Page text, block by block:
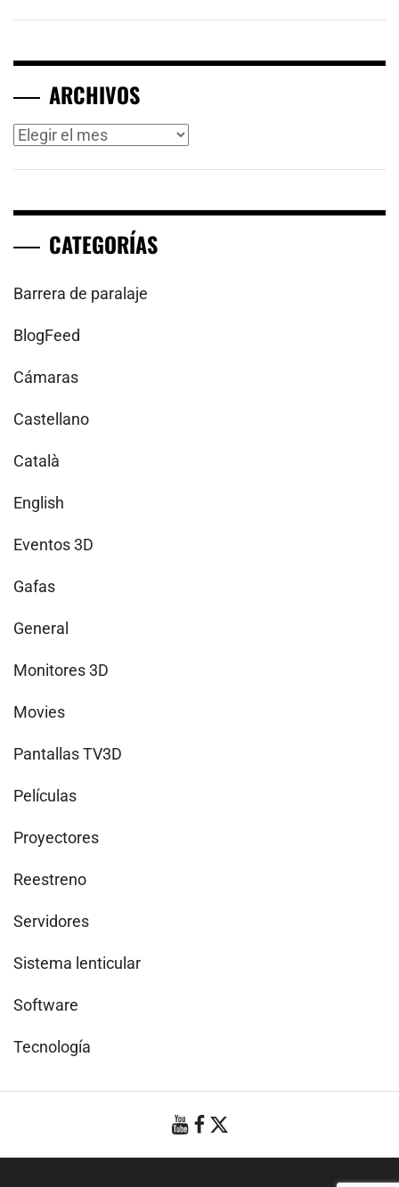
ARCHIVOS
Archivos
CATEGORÍAS
Barrera de paralaje
BlogFeed
Cámaras
Castellano
Català
English
Eventos 3D
Gafas
General
Monitores 3D
Movies
Pantallas TV3D
Películas
Proyectores
Reestreno
Servidores
Sistema lenticular
Software
Tecnología